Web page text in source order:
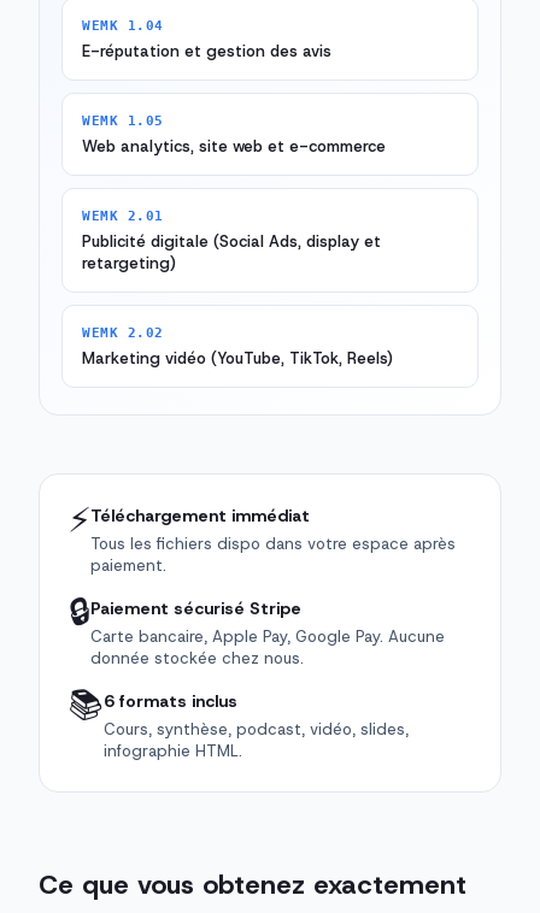
WEMK 1.04
E-réputation et gestion des avis
WEMK 1.05
Web analytics, site web et e-commerce
WEMK 2.01
Publicité digitale (Social Ads, display et
retargeting)
WEMK 2.02
Marketing vidéo (YouTube, TikTok, Reels)
⚡Téléchargement immédiat
Tous les fichiers dispo dans votre espace après
paiement.
🔒Paiement sécurisé Stripe
Carte bancaire, Apple Pay, Google Pay. Aucune
donnée stockée chez nous.
📚6 formats inclus
Cours, synthèse, podcast, vidéo, slides,
infographie HTML.
Ce que vous obtenez exactement